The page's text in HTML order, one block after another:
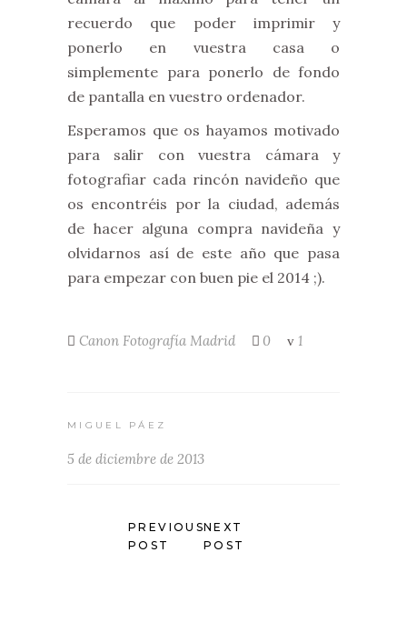
recuerdo que poder imprimir y
ponerlo en vuestra casa o
simplemente para ponerlo de fondo
de pantalla en vuestro ordenador.
Esperamos que os hayamos motivado
para salir con vuestra cámara y
fotografiar cada rincón navideño que
os encontréis por la ciudad, además
de hacer alguna compra navideña y
olvidarnos así de este año que pasa
para empezar con buen pie el 2014 ;).
Canon Fotografía Madrid 0 1
MIGUEL PÁEZ
5 de diciembre de 2013
PREVIOUS
POST
NEXT
POST